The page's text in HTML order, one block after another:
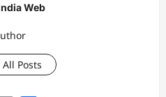
Web
All Posts